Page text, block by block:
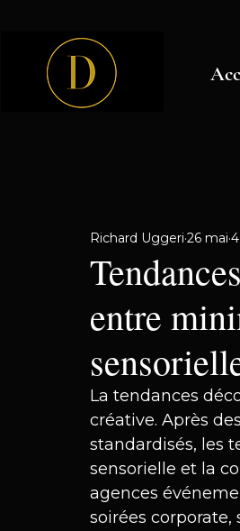
entre
Richard Uggeri 26 mai
La tendances
créative. Après
standardisés, les
sensorielle et la
agences
soirées